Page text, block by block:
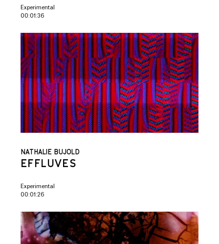
Experimental
00:01:36
NATHALIE BUJOLD
EFFLUVES
Experimental
00:01:26